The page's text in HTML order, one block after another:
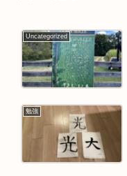
Uncategorized
勉強